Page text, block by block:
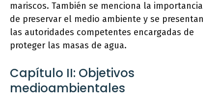
mariscos. También se menciona la importancia
de preservar el medio ambiente y se presentan
las autoridades competentes encargadas de
proteger las masas de agua.
Capítulo II: Objetivos
medioambientales